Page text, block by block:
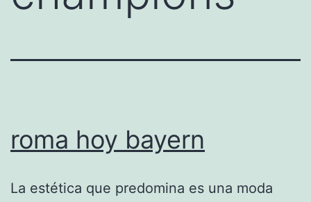
roma hoy bayern
La estética que predomina es una moda